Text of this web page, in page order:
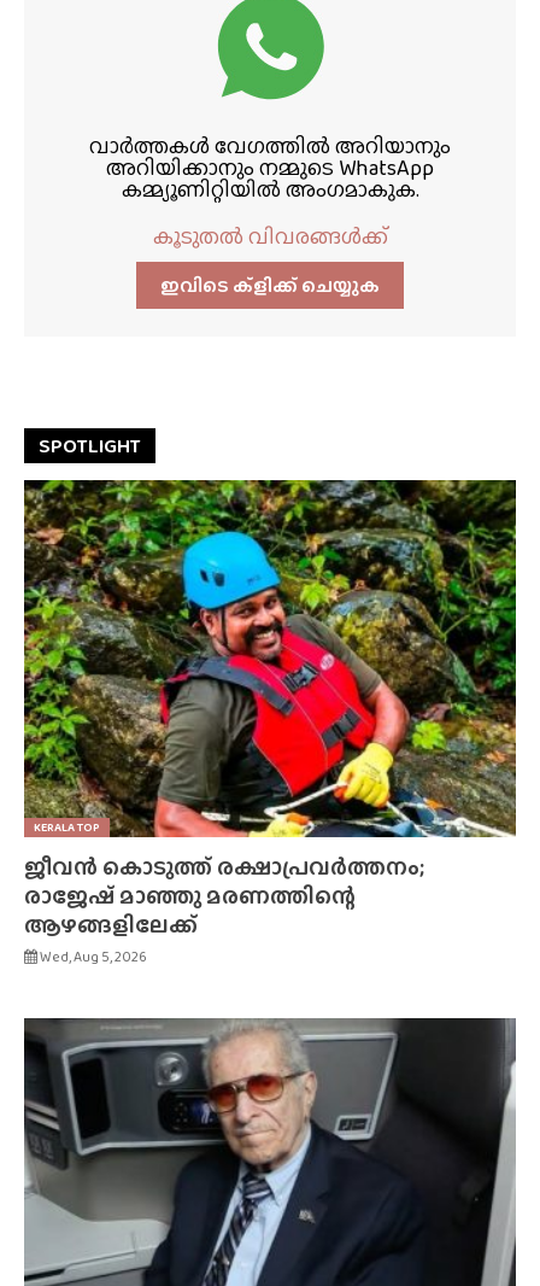
വാർത്തകൾ വേഗത്തിൽ അറിയാനും
അറിയിക്കാനും നമ്മുടെ WhatsApp
കമ്മ്യൂണിറ്റിയിൽ അംഗമാകുക.
കൂടുതൽ വിവരങ്ങൾക്ക്
ഇവിടെ ക്ളിക്ക്‌ ചെയ്യുക
SPOTLIGHT
KERALA TOP
ജീവൻ കൊടുത്ത് രക്ഷാപ്രവർത്തനം;
രാജേഷ് മാഞ്ഞു മരണത്തിന്റെ
ആഴങ്ങളിലേക്ക്
Wed, Aug 5, 2026